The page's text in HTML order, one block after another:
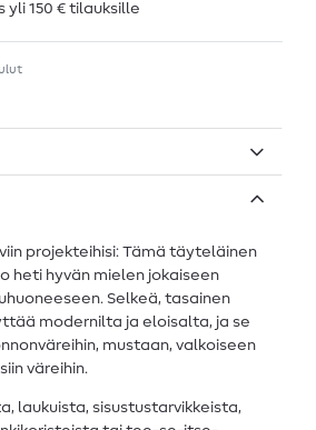
yli 150 € tilauksille
projekteihisi: Tämä täyteläinen
heti hyvän mielen jokaiseen
Selkeä, tasainen
modernilta ja eloisalta, ja se
mustaan, valkoiseen
väreihin.
laukuista, sisustustarvikkeista,